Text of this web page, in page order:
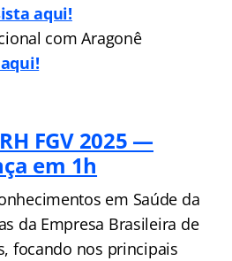
aqui!
com Aragonê
FGV 2025 —
em 1h
em Saúde da
da Empresa Brasileira de
focando nos principais